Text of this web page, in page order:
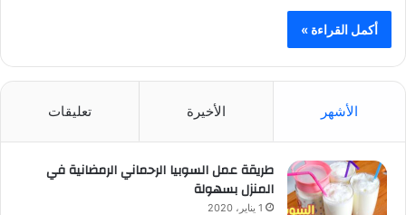
أكمل القراءة »
الأشهر الأخيرة تعليقات
طريقة عمل السوبيا الرحماني الرمضانية في
المنزل بسهولة
1 يناير، 2020